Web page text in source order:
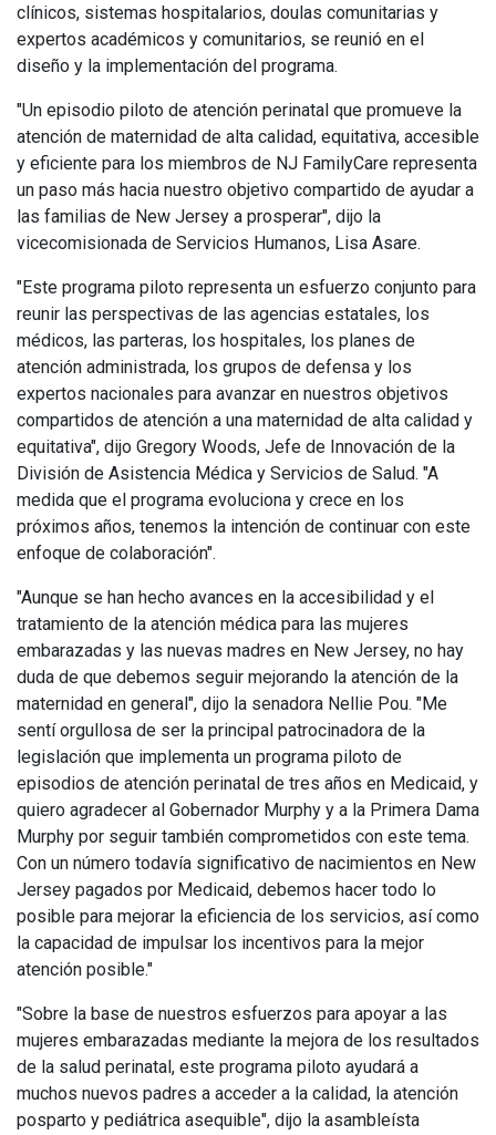
clínicos, sistemas hospitalarios, doulas comunitarias y
expertos académicos y comunitarios, se reunió en el
diseño y la implementación del programa.
"Un episodio piloto de atención perinatal que promueve la
atención de maternidad de alta calidad, equitativa, accesible
y eficiente para los miembros de NJ FamilyCare representa
un paso más hacia nuestro objetivo compartido de ayudar a
las familias de New Jersey a prosperar", dijo la
vicecomisionada de Servicios Humanos, Lisa Asare.
"Este programa piloto representa un esfuerzo conjunto para
reunir las perspectivas de las agencias estatales, los
médicos, las parteras, los hospitales, los planes de
atención administrada, los grupos de defensa y los
expertos nacionales para avanzar en nuestros objetivos
compartidos de atención a una maternidad de alta calidad y
equitativa", dijo Gregory Woods, Jefe de Innovación de la
División de Asistencia Médica y Servicios de Salud. "A
medida que el programa evoluciona y crece en los
próximos años, tenemos la intención de continuar con este
enfoque de colaboración".
"Aunque se han hecho avances en la accesibilidad y el
tratamiento de la atención médica para las mujeres
embarazadas y las nuevas madres en New Jersey, no hay
duda de que debemos seguir mejorando la atención de la
maternidad en general", dijo la senadora Nellie Pou. "Me
sentí orgullosa de ser la principal patrocinadora de la
legislación que implementa un programa piloto de
episodios de atención perinatal de tres años en Medicaid, y
quiero agradecer al Gobernador Murphy y a la Primera Dama
Murphy por seguir también comprometidos con este tema.
Con un número todavía significativo de nacimientos en New
Jersey pagados por Medicaid, debemos hacer todo lo
posible para mejorar la eficiencia de los servicios, así como
la capacidad de impulsar los incentivos para la mejor
atención posible."
"Sobre la base de nuestros esfuerzos para apoyar a las
mujeres embarazadas mediante la mejora de los resultados
de la salud perinatal, este programa piloto ayudará a
muchos nuevos padres a acceder a la calidad, la atención
posparto y pediátrica asequible", dijo la asambleísta